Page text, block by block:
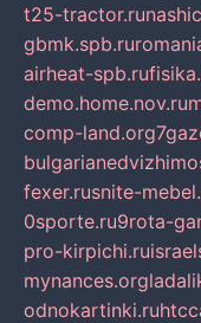
t25-tractor.ru
gbmk.spb.ru
airheat-spb.ru
demo.home.nov.ru
comp-land.org
fexer.rusnite-
0sporte.ru9rota-
pro-kirpichi.ru
mynances.org
odnokartinki.ru